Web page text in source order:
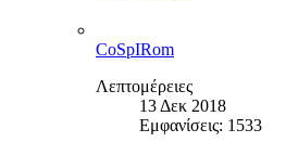
CoSpIRom
Λεπτομέρειες
13 Δεκ 2018
Εμφανίσεις: 1533